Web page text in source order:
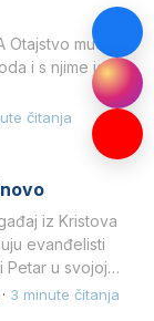
Otajstvo mudrosti
i s njime je
čitanja
iz Kristova
evanđelisti
Petar u svojoj
3 minute čitanja